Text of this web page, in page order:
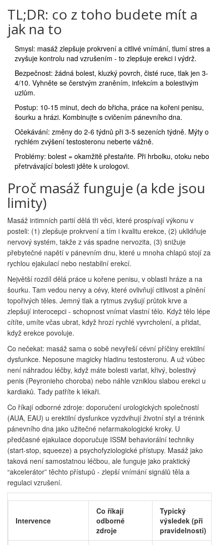
TL;DR: co z toho budete mít a
jak na to
Smysl: masáž zlepšuje prokrvení a citlivé vnímání, tlumí stres a
zvyšuje kontrolu nad vzrušením - to zlepšuje erekci i výdrž.
Bezpečnost: žádná bolest, kluzký povrch, čisté ruce, tlak jen 3-
4/10. Vyhněte se čerstvým zraněním, infekcím a bolestivým
uzlům.
Postup: 10-15 minut, dech do břicha, práce na kořeni penisu,
šourku a hrázi. Kombinujte s cvičením pánevního dna.
Očekávání: změny do 2-6 týdnů při 3-5 sezeních týdně. Mýty o
rychlém zvýšení testosteronu neberte vážně.
Problémy: bolest = okamžitě přestaňte. Při hrbolku, otoku nebo
přetrvávající bolesti jděte k urologovi.
Proč masáž funguje (a kde jsou
limity)
Masáž intimních partií dělá tři věci, které prospívají výkonu v
posteli: (1) zlepšuje prokrvení a tím i kvalitu erekce, (2) uklidňuje
nervový systém, takže z vás spadne nervozita, (3) snižuje
přebytečné napětí v pánevním dnu, které u mnoha chlapů stojí za
rychlou ejakulací nebo nestabilní erekcí.
Největší rozdíl dělá práce u kořene penisu, v oblasti hráze a na
šourku. Tam vedou nervy a cévy, které ovlivňují citlivost a plnění
topořivých těles. Jemný tlak a rytmus zvyšují průtok krve a
zlepšují interocepci - schopnost vnímat vlastní tělo. Když tělo lépe
cítíte, umíte včas ubrat, když hrozí rychlé vyvrcholení, a přidat,
když erekce povoluje.
Co nečekat: masáž sama o sobě nevyřeší cévní příčiny erektilní
dysfunkce. Neposune magicky hladinu testosteronu. A už vůbec
není náhradou léčby, když máte bolesti varlat, křivý, bolestivý
penis (Peyronieho choroba) nebo náhle vzniklou slabou erekci u
kardiaků. Tady patříte k lékaři.
Co říkají odborné zdroje: doporučení urologických společností
(AUA, EAU) u erektilní dysfunkce vyzdvihují životní styl a trénink
pánevního dna jako užitečné nefarmakologické kroky. U
předčasné ejakulace doporučuje ISSM behaviorální techniky
(start-stop, squeeze) a psychofyziologické přístupy. Masáž jako
taková není samostatnou léčbou, ale funguje jako praktický
“akcelerátor” těchto přístupů - zlepší vnímání signálů těla a
regulaci vzrušení.
Intervence
Co říkají
odborné
zdroje
Typický
výsledek (při
pravidelnosti)